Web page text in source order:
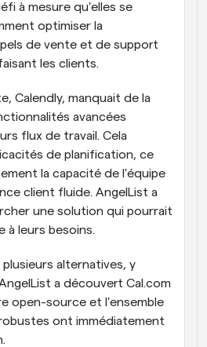
quelque chose se passe
à mesure qu'elles se
optimiser la
de vente et de support
les clients.
Calendly, manquait de la
avancées
flux de travail. Cela
de planification, ce
la capacité de l'équipe
client fluide. AngelList a
une solution qui pourrait
à leurs besoins.
alternatives, y
a découvert Cal.com
open-source et l'ensemble
ont immédiatement